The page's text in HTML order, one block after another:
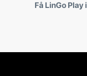
Få LinGo Play i